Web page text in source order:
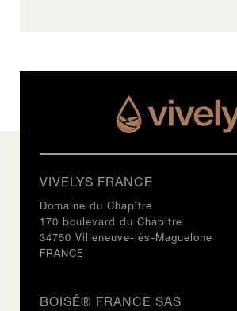
VIVELYS FRANCE
Domaine du Chapître
170 boulevard du Chapitre
34750 Villeneuve-lès-Maguelone
FRANCE
BOISÉ® FRANCE SAS